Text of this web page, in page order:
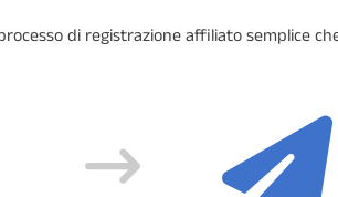
di registrazione affiliato semplice